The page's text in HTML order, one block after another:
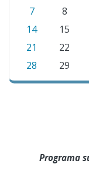
7
8
14
15
21
22
28
29
Programa